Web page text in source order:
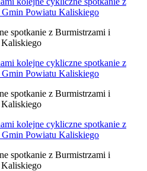
spotkanie z Burmistrzami i
spotkanie z Burmistrzami i
spotkanie z Burmistrzami i